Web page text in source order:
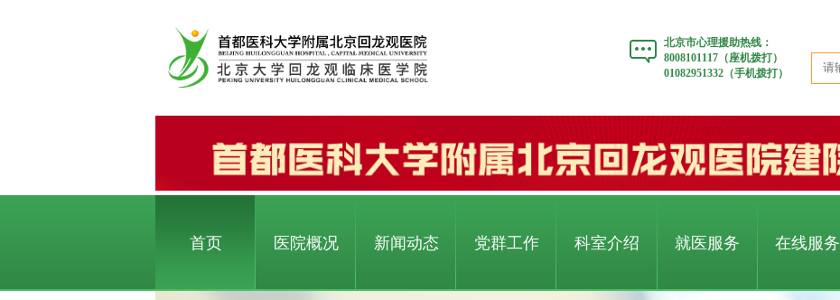
北京市心理援助热线：
8008101117（座机拨打）
01082951332（手机拨打）
首页 医院概况 新闻动态 党群工作 科室介绍 就医服务 在线服务